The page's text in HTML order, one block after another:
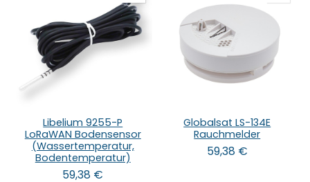
Libelium 9255-P
LoRaWAN Bodensensor
(Wassertemperatur,
Bodentemperatur)
59,38 €
Globalsat LS-134E
Rauchmelder
59,38€